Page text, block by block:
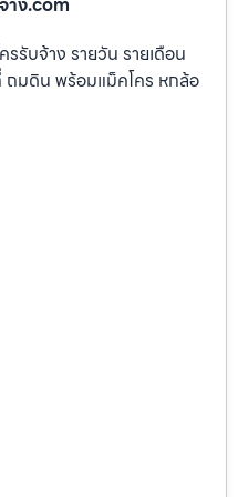
รับจ้าง รายวัน รายเดือน
มดิน พร้อมแม็คโคร หกล้อ